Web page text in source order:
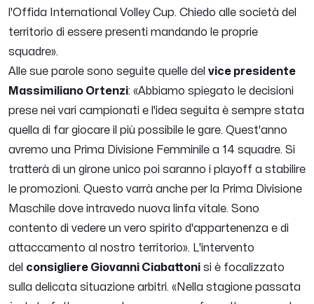
l'Offida International Volley Cup. Chiedo alle società del
territorio di essere presenti mandando le proprie
squadre».
Alle sue parole sono seguite quelle del vice presidente
Massimiliano Ortenzi: «Abbiamo spiegato le decisioni
prese nei vari campionati e l'idea seguita è sempre stata
quella di far giocare il più possibile le gare. Quest'anno
avremo una Prima Divisione Femminile a 14 squadre. Si
tratterà di un girone unico poi saranno i playoff a stabilire
le promozioni. Questo varrà anche per la Prima Divisione
Maschile dove intravedo nuova linfa vitale. Sono
contento di vedere un vero spirito d'appartenenza e di
attaccamento al nostro territorio». L'intervento
del consigliere Giovanni Ciabattoni si è focalizzato
sulla delicata situazione arbitri. «Nella stagione passata